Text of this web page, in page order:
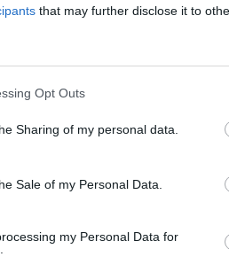
that may further disclose it to
Opt Outs
Sharing of my personal data.
Sale of my Personal Data.
my Personal Data for